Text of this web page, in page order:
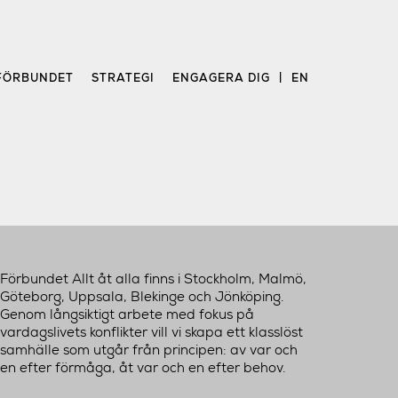
STRATEGI ENGAGERA DIG EN
Förbundet Allt åt alla finns i Stockholm, Malmö,
Göteborg, Uppsala, Blekinge och Jönköping.
Genom långsiktigt arbete med fokus på
vardagslivets konflikter vill vi skapa ett klasslöst
samhälle som utgår från principen: av var och
en efter förmåga, åt var och en efter behov.